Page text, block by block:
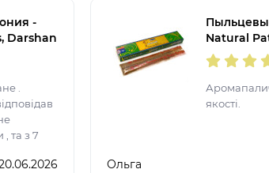
-
Darshan
.
, та з 7
Natural
Satya
пачули)
якості.
Ольга